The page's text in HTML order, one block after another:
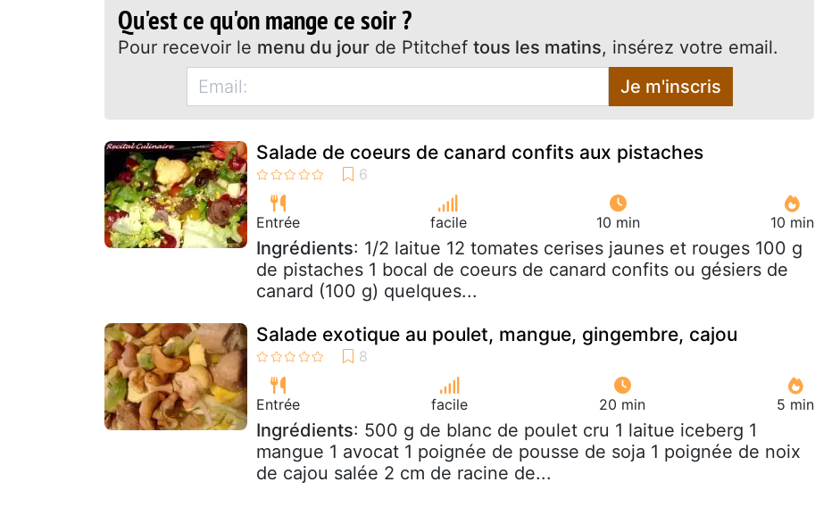
Qu'est ce qu'on mange ce soir ?
Pour recevoir le menu du jour de Ptitchef tous les matins, insérez votre email.
Je m'inscris
Salade de coeurs de canard confits aux pistaches
Entrée facile 10 min 10 min
Ingrédients: 1/2 laitue 12 tomates cerises jaunes et rouges 100 g
de pistaches 1 bocal de coeurs de canard confits ou gésiers de
canard (100 g) quelques...
Salade exotique au poulet, mangue, gingembre, cajou
Entrée facile 20 min 5 min
Ingrédients: 500 g de blanc de poulet cru 1 laitue iceberg 1
mangue 1 avocat 1 poignée de pousse de soja 1 poignée de noix
de cajou salée 2 cm de racine de...